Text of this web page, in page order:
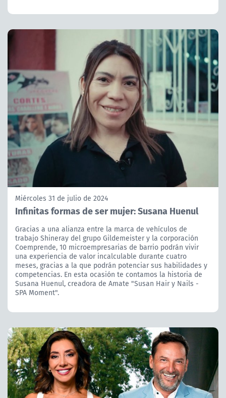
Miércoles 31 de julio de 2024
Infinitas formas de ser mujer: Susana Huenul
Gracias a una alianza entre la marca de vehículos de
trabajo Shineray del grupo Gildemeister y la corporación
Coemprende, 10 microempresarias de barrio podrán vivir
una experiencia de valor incalculable durante cuatro
meses, gracias a la que podrán potenciar sus habilidades y
competencias. En esta ocasión te contamos la historia de
Susana Huenul, creadora de Amate "Susan Hair y Nails -
SPA Moment".